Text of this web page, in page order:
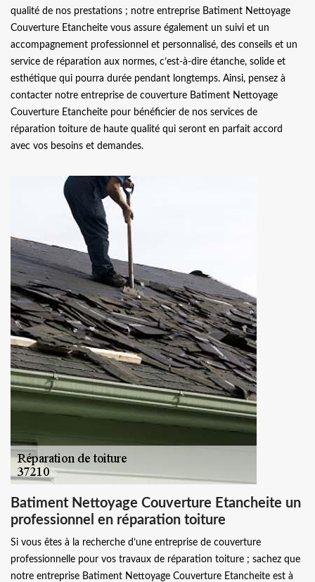
qualité de nos prestations ; notre entreprise Batiment Nettoyage
Couverture Etancheite vous assure également un suivi et un
accompagnement professionnel et personnalisé, des conseils et un
service de réparation aux normes, c’est-à-dire étanche, solide et
esthétique qui pourra durée pendant longtemps. Ainsi, pensez à
contacter notre entreprise de couverture Batiment Nettoyage
Couverture Etancheite pour bénéficier de nos services de
réparation toiture de haute qualité qui seront en parfait accord
avec vos besoins et demandes.
Batiment Nettoyage Couverture Etancheite un
professionnel en réparation toiture
Si vous êtes à la recherche d’une entreprise de couverture
professionnelle pour vos travaux de réparation toiture ; sachez que
notre entreprise Batiment Nettoyage Couverture Etancheite est à